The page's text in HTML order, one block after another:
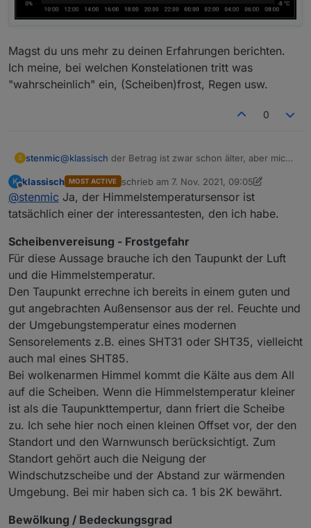
Magst du uns mehr zu deinen Erfahrungen berichten.
Ich meine, bei welchen Konstelationen tritt was
"wahrscheinlich" ein, (Scheiben)frost, Regen usw.
0
S stenmic@klassisch der Betrag ist zwar schon älter, aber mich
Der Sensor ist montiert und liefert schon mal Werte.
Magst du uns mehr zu deinen Erfahrungen berichten.
Ich meine, bei welchen Konstelationen tritt was
"wahrscheinlich" ein, (Scheiben)frost, Regen usw.
K
Offline
klassisch MOST ACTIVE schrieb am 7. Nov. 2021, 09:05
zuletzt editiert von klassisch11. Juli 2021,
@stenmic Ja, der Himmelstemperatursensor ist
tatsächlich einer der interessantesten, den ich habe.
Scheibenvereisung - Frostgefahr
Für diese Aussage brauche ich den Taupunkt der Luft
und die Himmelstemperatur.
Den Taupunkt errechne ich bereits in einem guten und
gut angebrachten Außensensor aus der rel. Feuchte und
der Umgebungstemperatur eines modernen
Sensorelements z.B. eines SHT31 oder SHT35, vielleicht
auch mal eines SHT85.
Bei wolkenarmen Himmel kommt die Kälte aus dem All
auf die Scheiben. Wenn die Himmelstemperatur kleiner
ist als die Taupunkttempertur, dann friert die Scheibe
zu. Ich sehe hier noch einen kleinen Offset vor, der den
Standort und den Warnwunsch berücksichtigt. Zum
Standort gehört auch die Neigung der
Windschutzscheibe und der Abstand zur wärmenden
Umgebung. Bei mir haben sich ca. 1 bis 2K bewährt.
Bewölkung / Bedeckungsgrad